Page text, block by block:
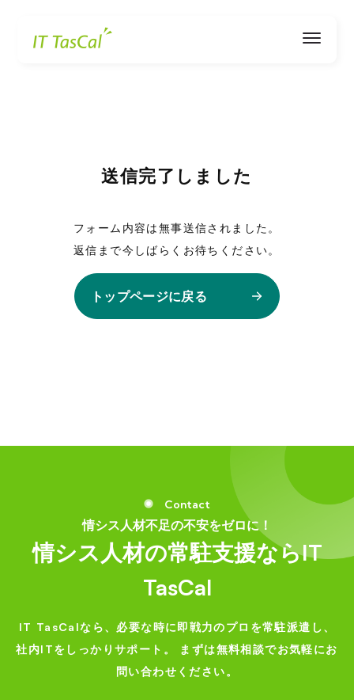
送信完了しました
フォーム内容は無事送信されました。
返信まで今しばらくお待ちください。
トップページに戻る
Contact
情シス人材不足の不安をゼロに！
情シス人材の常駐支援ならIT
TasCal
IT TasCalなら、必要な時に即戦力のプロを常駐派遣し、
社内ITをしっかりサポート。
まずは無料相談でお気軽にお
問い合わせください。